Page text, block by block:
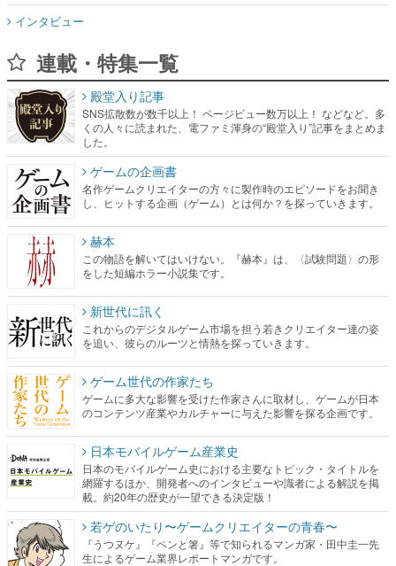
インタビュー
連載・特集一覧
殿堂入り記事
SNS拡散数が数千以上！ ページビュー数万以上！ などなど。多
くの人々に読まれた、電ファミ渾身の“殿堂入り”記事をまとめま
した。
ゲームの企画書
名作ゲームクリエイターの方々に製作時のエピソードをお聞き
し、ヒットする企画（ゲーム）とは何か？を探っていきます。
赫本
この物語を解いてはいけない。『赫本』は、〈試験問題〉の形
をした短編ホラー小説集です。
新世代に訊く
これからのデジタルゲーム市場を担う若きクリエイター達の姿
を追い、彼らのルーツと情熱を探っていきます。
ゲーム世代の作家たち
ゲームに多大な影響を受けた作家さんに取材し、ゲームが日本
のコンテンツ産業やカルチャーに与えた影響を探る企画です。
日本モバイルゲーム産業史
日本のモバイルゲーム史における主要なトピック・タイトルを
網羅するほか、開発者へのインタビューや識者による解説を掲
載。約20年の歴史が一望できる決定版！
若ゲのいたり〜ゲームクリエイターの青春〜
『うつヌケ』『ペンと箸』等で知られるマンガ家・田中圭一先
生によるゲーム業界レポートマンガです。